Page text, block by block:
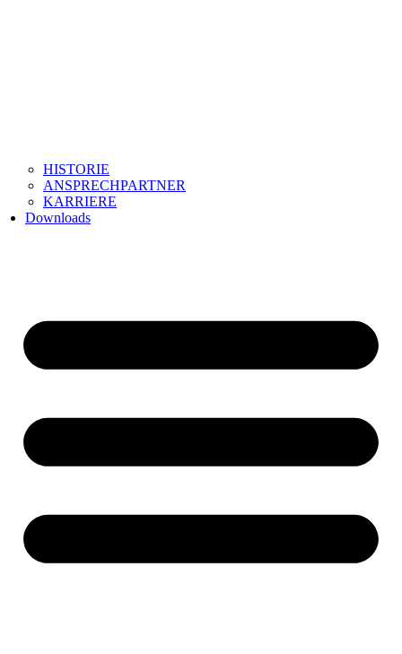
HISTORIE
ANSPRECHPARTNER
KARRIERE
Downloads